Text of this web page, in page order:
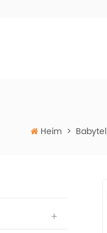
Heim >